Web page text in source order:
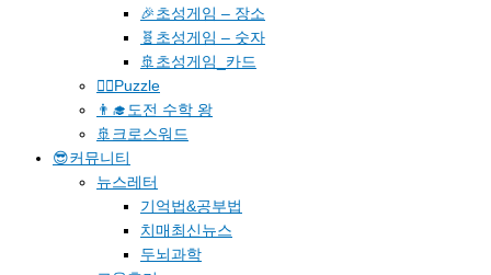
🎉초성게임 – 장소
🧬초성게임 – 숫자
🚢초성게임_카드
🧗‍♀️Puzzle
👨‍🎓도전 수학 왕
🚢크로스워드
😎커뮤니티
뉴스레터
기억법&공부법
치매최신뉴스
두뇌과학